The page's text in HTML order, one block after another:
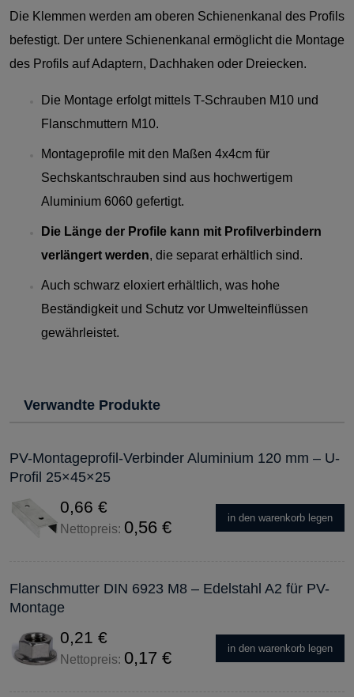
Die Klemmen werden am oberen Schienenkanal des Profils
befestigt. Der untere Schienenkanal ermöglicht die Montage
des Profils auf Adaptern, Dachhaken oder Dreiecken.
Die Montage erfolgt mittels T-Schrauben M10 und
Flanschmuttern M10.
Montageprofile mit den Maßen 4x4cm für
Sechskantschrauben sind aus hochwertigem
Aluminium 6060 gefertigt.
Die Länge der Profile kann mit Profilverbindern
verlängert werden, die separat erhältlich sind.
Auch schwarz eloxiert erhältlich, was hohe
Beständigkeit und Schutz vor Umwelteinflüssen
gewährleistet.
Verwandte Produkte
PV-Montageprofil-Verbinder Aluminium 120 mm – U-
Profil 25×45×25
0,66 €
Nettopreis: 0,56 € in den warenkorb legen
Flanschmutter DIN 6923 M8 – Edelstahl A2 für PV-
Montage
0,21 €
Nettopreis: 0,17 € in den warenkorb legen